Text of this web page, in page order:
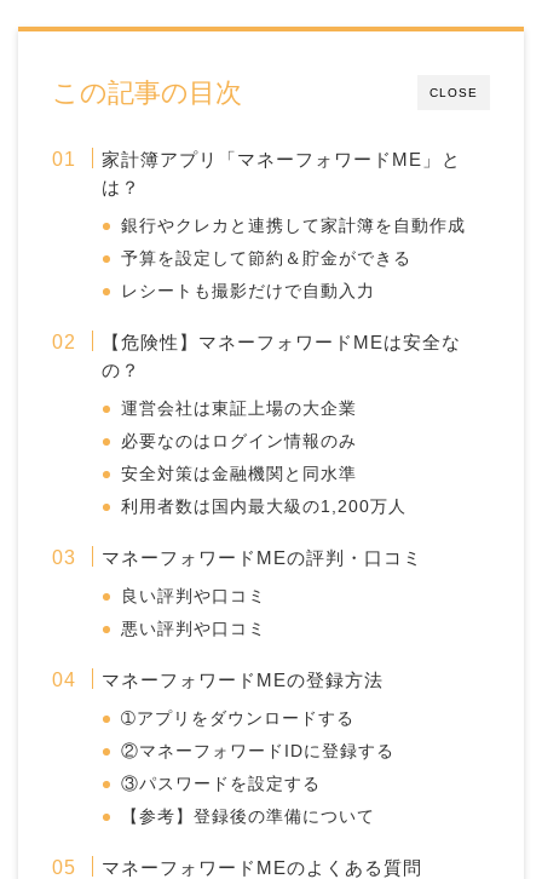
CLOSE
この記事の目次
家計簿アプリ「マネーフォワードME」と
は？
銀行やクレカと連携して家計簿を自動作成
予算を設定して節約＆貯金ができる
レシートも撮影だけで自動入力
【危険性】マネーフォワードMEは安全な
の？
運営会社は東証上場の大企業
必要なのはログイン情報のみ
安全対策は金融機関と同水準
利用者数は国内最大級の1,200万人
マネーフォワードMEの評判・口コミ
良い評判や口コミ
悪い評判や口コミ
マネーフォワードMEの登録方法
➀アプリをダウンロードする
②マネーフォワードIDに登録する
③パスワードを設定する
【参考】登録後の準備について
マネーフォワードMEのよくある質問